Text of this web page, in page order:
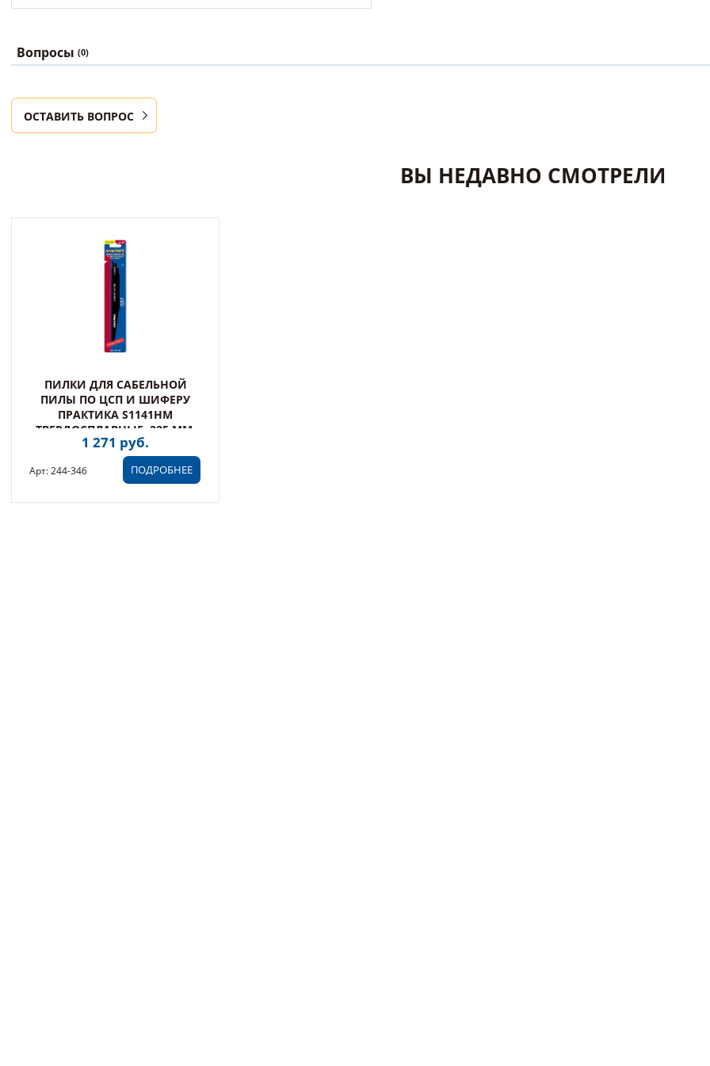
Вопросы (0)
ОСТАВИТЬ ВОПРОС
ВЫ НЕДАВНО СМОТРЕЛИ
ПИЛКИ ДЛЯ САБЕЛЬНОЙ
ПИЛЫ ПО ЦСП И ШИФЕРУ
ПРАКТИКА S1141HM
ТВЕРДОСПЛАВНЫЕ, 225 ММ,
ШАГ ЗУБОВ 4 ММ, (1 ШТ)
1 271 руб.
ПОДРОБНЕЕ
Арт: 244-346